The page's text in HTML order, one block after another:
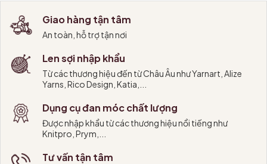
Giao hàng tận tâm
An toàn, hỗ trợ tận nơi
Len sợi nhập khẩu
Từ các thương hiệu đến từ Châu Âu như Yarnart, Alize
Yarns, Rico Design, Katia,...
Dụng cụ đan móc chất lượng
Được nhập khẩu từ các thương hiệu nổi tiếng như
Knitpro, Prym,...
Tư vấn tận tâm